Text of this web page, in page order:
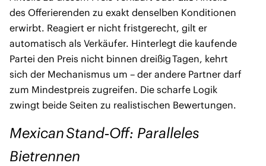
des Offerierenden zu exakt denselben Konditionen
erwirbt. Reagiert er nicht fristgerecht, gilt er
automatisch als Verkäufer. Hinterlegt die kaufende
Partei den Preis nicht binnen dreißig Tagen, kehrt
sich der Mechanismus um – der andere Partner darf
zum Mindestpreis zugreifen. Die scharfe Logik
zwingt beide Seiten zu realistischen Bewertungen.
Mexican Stand‑Off: Paralleles
Bietrennen